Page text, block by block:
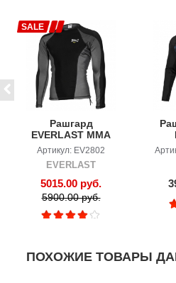
SALE
Рашгард
EVERLAST ММА
длинный рукав
Артикул: EV2802
EVERLAST
5015.00 руб.
5900.00 руб.
ПОХОЖИЕ ТОВАРЫ